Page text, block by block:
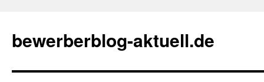
bewerberblog-aktuell.de